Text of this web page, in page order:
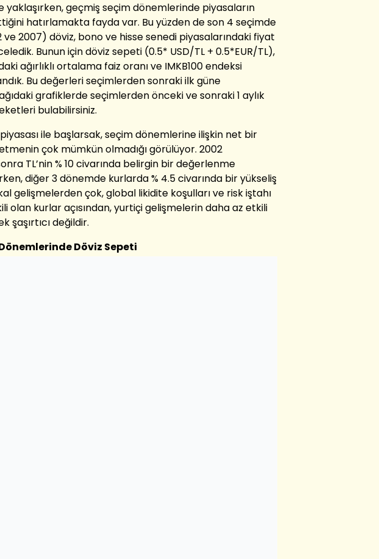
yaklaşırken, geçmiş seçim dönemlerinde piyasaların
hatırlamakta fayda var. Bu yüzden de son 4 seçimde
ve 2007) döviz, bono ve hisse senedi piyasalarındaki fiyat
Bunun için döviz sepeti (0.5* USD/TL + 0.5*EUR/TL),
ağırlıklı ortalama faiz oranı ve IMKB100 endeksi
Bu değerleri seçimlerden sonraki ilk güne
grafiklerde seçimlerden önceki ve sonraki 1 aylık
bulabilirsiniz.
ile başlarsak, seçim dönemlerine ilişkin net bir
çok mümkün olmadığı görülüyor. 2002
TL’nin % 10 civarında belirgin bir değerlenme
diğer 3 dönemde kurlarda % 4.5 civarında bir yükseliş
gelişmelerden çok, global likidite koşulları ve risk iştahı
olan kurlar açısından, yurtiçi gelişmelerin daha az etkili
şaşırtıcı değildir.
Döviz Sepeti